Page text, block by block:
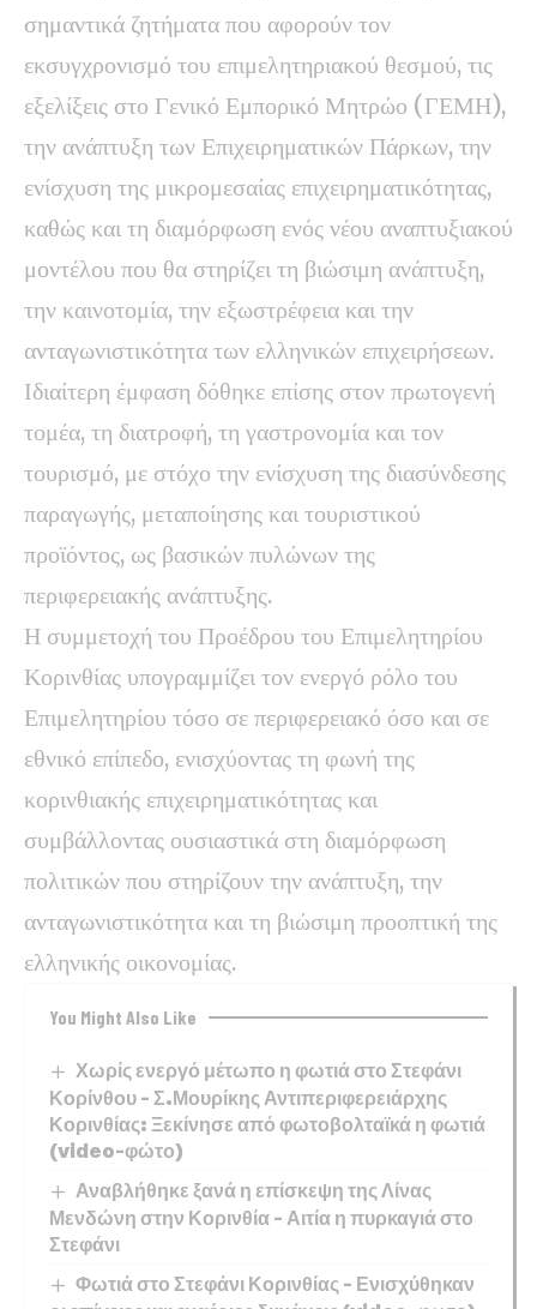
σημαντικά ζητήματα που αφορούν τον
εκσυγχρονισμό του επιμελητηριακού θεσμού, τις
εξελίξεις στο Γενικό Εμπορικό Μητρώο (ΓΕΜΗ),
την ανάπτυξη των Επιχειρηματικών Πάρκων, την
ενίσχυση της μικρομεσαίας επιχειρηματικότητας,
καθώς και τη διαμόρφωση ενός νέου αναπτυξιακού
μοντέλου που θα στηρίζει τη βιώσιμη ανάπτυξη,
την καινοτομία, την εξωστρέφεια και την
ανταγωνιστικότητα των ελληνικών επιχειρήσεων.
Ιδιαίτερη έμφαση δόθηκε επίσης στον πρωτογενή
τομέα, τη διατροφή, τη γαστρονομία και τον
τουρισμό, με στόχο την ενίσχυση της διασύνδεσης
παραγωγής, μεταποίησης και τουριστικού
προϊόντος, ως βασικών πυλώνων της
περιφερειακής ανάπτυξης.
Η συμμετοχή του Προέδρου του Επιμελητηρίου
Κορινθίας υπογραμμίζει τον ενεργό ρόλο του
Επιμελητηρίου τόσο σε περιφερειακό όσο και σε
εθνικό επίπεδο, ενισχύοντας τη φωνή της
κορινθιακής επιχειρηματικότητας και
συμβάλλοντας ουσιαστικά στη διαμόρφωση
πολιτικών που στηρίζουν την ανάπτυξη, την
ανταγωνιστικότητα και τη βιώσιμη προοπτική της
ελληνικής οικονομίας.
You Might Also Like
Χωρίς ενεργό μέτωπο η φωτιά στο Στεφάνι
Κορίνθου – Σ.Μουρίκης Αντιπεριφερειάρχης
Κορινθίας: Ξεκίνησε από φωτοβολταϊκά η φωτιά
(video-φώτο)
Αναβλήθηκε ξανά η επίσκεψη της Λίνας
Μενδώνη στην Κορινθία – Αιτία η πυρκαγιά στο
Στεφάνι
Φωτιά στο Στεφάνι Κορινθίας – Ενισχύθηκαν